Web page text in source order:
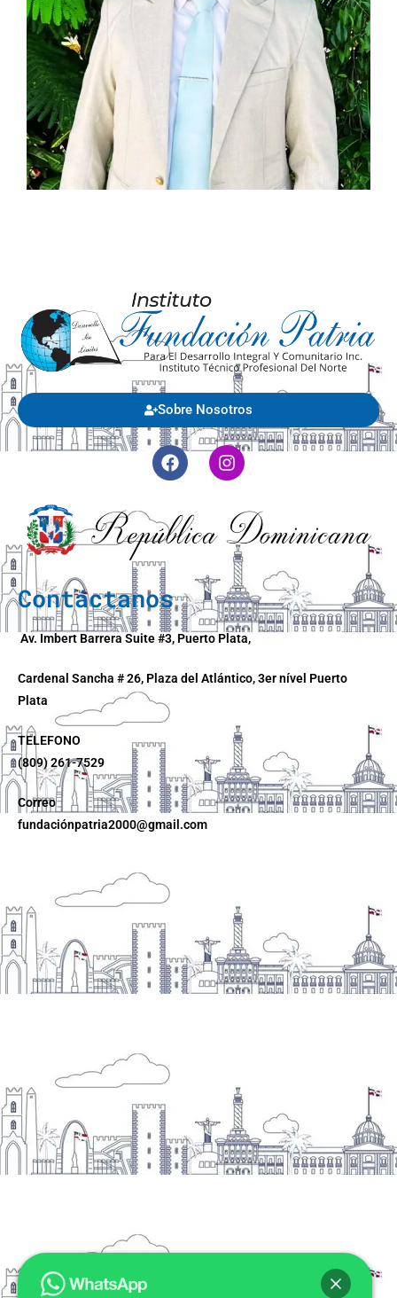
Sobre Nosotros
Contáctanos
Av. Imbert Barrera Suite #3, Puerto Plata,
Cardenal Sancha # 26, Plaza del Atlántico, 3er nível Puerto
Plata
TELEFONO
(809) 261-7529
Correo
fundaciónpatria2000@gmail.com